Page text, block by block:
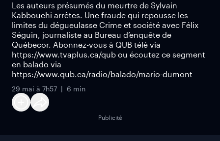
Les auteurs présumés du meurtre de Sylvain
Kabbouchi arrêtes. Une fraude qui repousse les
limites du dégueulasse Crime et société avec Félix
Séguin, journaliste au Bureau d’enquête de
Québecor. Abonnez-vous à QUB télé via
https://www.tvaplus.ca/qub ou écoutez ce segment
en balado via
https://www.qub.ca/radio/balado/mario-dumont
29 mai à 7h57 6 min
Publicité